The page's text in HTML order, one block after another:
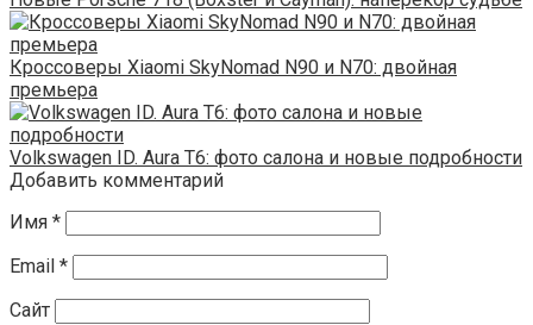
Кроссоверы Xiaomi SkyNomad N90 и N70: двойная
премьера
Volkswagen ID. Aura T6: фото салона и новые подробности
Добавить комментарий
Имя *
Email *
Сайт